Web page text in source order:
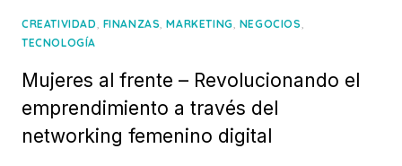
CREATIVIDAD, FINANZAS,MARKETING, NEGOCIOS,
TECNOLOGÍA
Mujeres al frente – Revolucionando el
emprendimiento a través del
networking femenino digital